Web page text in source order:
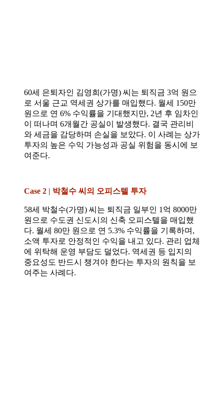
60세 은퇴자인 김영희(가명) 씨는 퇴직금 3억 원으
로 서울 근교 역세권 상가를 매입했다. 월세 150만
원으로 연 6% 수익률을 기대했지만, 2년 후 임차인
이 떠나며 6개월간 공실이 발생했다. 결국 관리비
와 세금을 감당하며 손실을 보았다. 이 사례는 상가
투자의 높은 수익 가능성과 공실 위험을 동시에 보
여준다.
Case 2 | 박철수 씨의 오피스텔 투자
58세 박철수(가명) 씨는 퇴직금 일부인 1억 8000만
원으로 수도권 신도시의 신축 오피스텔을 매입했
다. 월세 80만 원으로 연 5.3% 수익률을 기록하며,
소액 투자로 안정적인 수익을 내고 있다. 관리 업체
에 위탁해 운영 부담도 덜었다. 역세권 등 입지의
중요성도 반드시 챙겨야 한다는 투자의 원칙을 보
여주는 사례다.